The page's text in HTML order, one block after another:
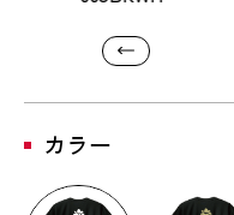
カラー